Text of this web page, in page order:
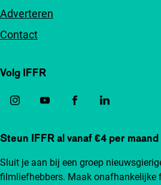
Adverteren
Contact
Volg IFFR
Steun IFFR al vanaf €4 per maand
Sluit je aan bij een groep
filmliefhebbers. Maak onafhankelijke